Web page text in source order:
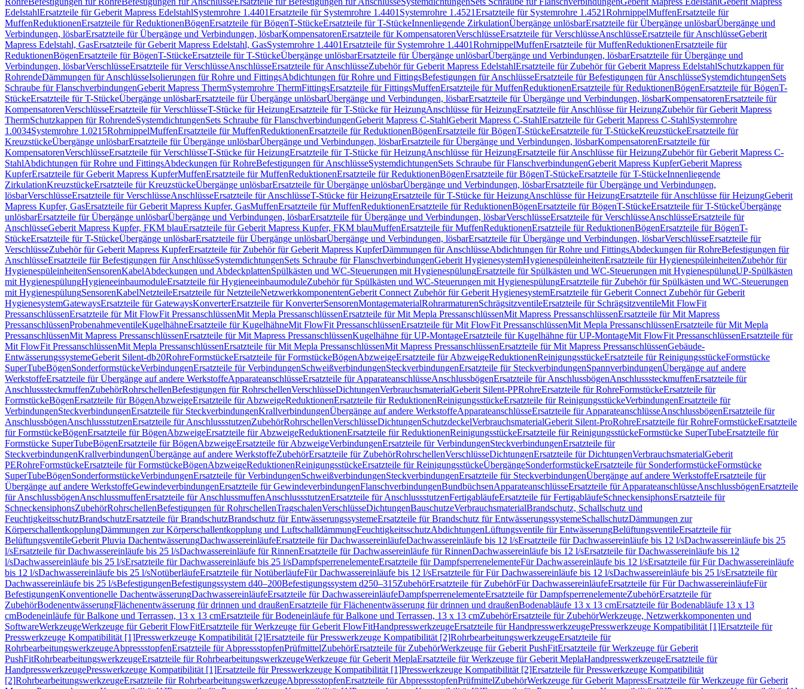
EdelstahlErsatzteile für Geberit Mapress EdelstahlSystemrohre 1.4401Ersatzteile für Systemrohre 1.4401 Systemrohre 1.4521Ersatzteile für Systemrohre 1.4521RohrnippelMuffenErsatzteile für
MuffenReduktionenErsatzteile für ReduktionenBögenErsatzteile für BögenT-StückeErsatzteile für T-StückeInnenliegende ZirkulationÜbergänge unlösbarErsatzteile für Übergänge unlösbarÜbergänge und
Verbindungen, lösbarErsatzteile für Übergänge und Verbindungen, lösbarKompensatorenErsatzteile für KompensatorenVerschlüsseErsatzteile für VerschlüsseAnschlüsseErsatzteile für AnschlüsseGeberit
Mapress Edelstahl, GasErsatzteile für Geberit Mapress Edelstahl, GasSystemrohre 1.4401Ersatzteile für Systemrohre 1.4401RohrnippelMuffenErsatzteile für MuffenReduktionenErsatzteile für
ReduktionenBögenErsatzteile für BögenT-StückeErsatzteile für T-StückeÜbergänge unlösbarErsatzteile für Übergänge unlösbarÜbergänge und Verbindungen, lösbarErsatzteile für Übergänge und
Verbindungen, lösbarVerschlüsseErsatzteile für VerschlüsseAnschlüsseErsatzteile für AnschlüsseZubehör für Geberit Mapress EdelstahlErsatzteile für Zubehör für Geberit Mapress EdelstahlSchutzkappen für
RohrendeDämmungen für AnschlüsseIsolierungen für Rohre und FittingsAbdichtungen für Rohre und FittingsBefestigungen für AnschlüsseErsatzteile für Befestigungen für AnschlüsseSystemdichtungenSets
Schraube für FlanschverbindungenGeberit Mapress ThermSystemrohre ThermFittingsErsatzteile für FittingsMuffenErsatzteile für MuffenReduktionenErsatzteile für ReduktionenBögenErsatzteile für BögenT-
StückeErsatzteile für T-StückeÜbergänge unlösbarErsatzteile für Übergänge unlösbarÜbergänge und Verbindungen, lösbarErsatzteile für Übergänge und Verbindungen, lösbarKompensatorenErsatzteile für
KompensatorenVerschlüsseErsatzteile für VerschlüsseT-Stücke für HeizungErsatzteile für T-Stücke für HeizungAnschlüsse für HeizungErsatzteile für Anschlüsse für HeizungZubehör für Geberit Mapress
ThermSchutzkappen für RohrendeSystemdichtungenSets Schraube für FlanschverbindungenGeberit Mapress C-StahlGeberit Mapress C-StahlErsatzteile für Geberit Mapress C-StahlSystemrohre
1.0034Systemrohre 1.0215RohrnippelMuffenErsatzteile für MuffenReduktionenErsatzteile für ReduktionenBögenErsatzteile für BögenT-StückeErsatzteile für T-StückeKreuzstückeErsatzteile für
KreuzstückeÜbergänge unlösbarErsatzteile für Übergänge unlösbarÜbergänge und Verbindungen, lösbarErsatzteile für Übergänge und Verbindungen, lösbarKompensatorenErsatzteile für
KompensatorenVerschlüsseErsatzteile für VerschlüsseT-Stücke für HeizungErsatzteile für T-Stücke für HeizungAnschlüsse für HeizungErsatzteile für Anschlüsse für HeizungZubehör für Geberit Mapress C-
StahlAbdichtungen für Rohre und FittingsAbdeckungen für RohreBefestigungen für AnschlüsseSystemdichtungenSets Schraube für FlanschverbindungenGeberit Mapress KupferGeberit Mapress
KupferErsatzteile für Geberit Mapress KupferMuffenErsatzteile für MuffenReduktionenErsatzteile für ReduktionenBögenErsatzteile für BögenT-StückeErsatzteile für T-StückeInnenliegende
ZirkulationKreuzstückeErsatzteile für KreuzstückeÜbergänge unlösbarErsatzteile für Übergänge unlösbarÜbergänge und Verbindungen, lösbarErsatzteile für Übergänge und Verbindungen,
lösbarVerschlüsseErsatzteile für VerschlüsseAnschlüsseErsatzteile für AnschlüsseT-Stücke für HeizungErsatzteile für T-Stücke für HeizungAnschlüsse für HeizungErsatzteile für Anschlüsse für HeizungGeberit
Mapress Kupfer, GasErsatzteile für Geberit Mapress Kupfer, GasMuffenErsatzteile für MuffenReduktionenErsatzteile für ReduktionenBögenErsatzteile für BögenT-StückeErsatzteile für T-StückeÜbergänge
unlösbarErsatzteile für Übergänge unlösbarÜbergänge und Verbindungen, lösbarErsatzteile für Übergänge und Verbindungen, lösbarVerschlüsseErsatzteile für VerschlüsseAnschlüsseErsatzteile für
AnschlüsseGeberit Mapress Kupfer, FKM blauErsatzteile für Geberit Mapress Kupfer, FKM blauMuffenErsatzteile für MuffenReduktionenErsatzteile für ReduktionenBögenErsatzteile für BögenT-
StückeErsatzteile für T-StückeÜbergänge unlösbarErsatzteile für Übergänge unlösbarÜbergänge und Verbindungen, lösbarErsatzteile für Übergänge und Verbindungen, lösbarVerschlüsseErsatzteile für
VerschlüsseZubehör für Geberit Mapress KupferErsatzteile für Zubehör für Geberit Mapress KupferDämmungen für AnschlüsseAbdichtungen für Rohre und FittingsAbdeckungen für RohreBefestigungen für
AnschlüsseErsatzteile für Befestigungen für AnschlüsseSystemdichtungenSets Schraube für FlanschverbindungenGeberit HygienesystemHygienespüleinheitenErsatzteile für HygienespüleinheitenZubehör für
HygienespüleinheitenSensorenKabelAbdeckungen und AbdeckplattenSpülkästen und WC-Steuerungen mit HygienespülungErsatzteile für Spülkästen und WC-Steuerungen mit HygienespülungUP-Spülkästen
mit HygienespülungHygieneeinbaumoduleErsatzteile für HygieneeinbaumoduleZubehör für Spülkästen und WC-Steuerungen mit HygienespülungErsatzteile für Zubehör für Spülkästen und WC-Steuerungen
mit HygienespülungSensorenKabelNetzteileErsatzteile für NetzteileNetzwerkkomponentenGeberit Connect Zubehör für Geberit HygienesystemErsatzteile für Geberit Connect Zubehör für Geberit
HygienesystemGatewaysErsatzteile für GatewaysKonverterErsatzteile für KonverterSensorenMontagematerialRohrarmaturenSchrägsitzventileErsatzteile für SchrägsitzventileMit FlowFit
PressanschlüssenErsatzteile für Mit FlowFit PressanschlüssenMit Mepla PressanschlüssenErsatzteile für Mit Mepla PressanschlüssenMit Mapress PressanschlüssenErsatzteile für Mit Mapress
PressanschlüssenProbenahmeventileKugelhähneErsatzteile für KugelhähneMit FlowFit PressanschlüssenErsatzteile für Mit FlowFit PressanschlüssenMit Mepla PressanschlüssenErsatzteile für Mit Mepla
PressanschlüssenMit Mapress PressanschlüssenErsatzteile für Mit Mapress PressanschlüssenKugelhähne für UP-MontageErsatzteile für Kugelhähne für UP-MontageMit FlowFit PressanschlüssenErsatzteile für
Mit FlowFit PressanschlüssenMit Mepla PressanschlüssenErsatzteile für Mit Mepla PressanschlüssenMit Mapress PressanschlüssenErsatzteile für Mit Mapress PressanschlüssenGebäude-
EntwässerungssystemeGeberit Silent-db20RohreFormstückeErsatzteile für FormstückeBögenAbzweigeErsatzteile für AbzweigeReduktionenReinigungsstückeErsatzteile für ReinigungsstückeFormstücke
SuperTubeBögenSonderformstückeVerbindungenErsatzteile für VerbindungenSchweißverbindungenSteckverbindungenErsatzteile für SteckverbindungenSpannverbindungenÜbergänge auf andere
WerkstoffeErsatzteile für Übergänge auf andere WerkstoffeApparateanschlüsseErsatzteile für ApparateanschlüsseAnschlussbögenErsatzteile für AnschlussbögenAnschlusssteckmuffenErsatzteile für
AnschlusssteckmuffenZubehörRohrschellenBefestigungen für RohrschellenVerschlüsseDichtungenVerbrauchsmaterialGeberit Silent-PPRohreErsatzteile für RohreFormstückeErsatzteile für
FormstückeBögenErsatzteile für BögenAbzweigeErsatzteile für AbzweigeReduktionenErsatzteile für ReduktionenReinigungsstückeErsatzteile für ReinigungsstückeVerbindungenErsatzteile für
VerbindungenSteckverbindungenErsatzteile für SteckverbindungenKrallverbindungenÜbergänge auf andere WerkstoffeApparateanschlüsseErsatzteile für ApparateanschlüsseAnschlussbögenErsatzteile für
AnschlussbögenAnschlussstutzenErsatzteile für AnschlussstutzenZubehörRohrschellenVerschlüsseDichtungenSchutzdeckelVerbrauchsmaterialGeberit Silent-ProRohreErsatzteile für RohreFormstückeErsatzteile
für FormstückeBögenErsatzteile für BögenAbzweigeErsatzteile für AbzweigeReduktionenErsatzteile für ReduktionenReinigungsstückeErsatzteile für ReinigungsstückeFormstücke SuperTubeErsatzteile für
Formstücke SuperTubeBögenErsatzteile für BögenAbzweigeErsatzteile für AbzweigeVerbindungenErsatzteile für VerbindungenSteckverbindungenErsatzteile für
SteckverbindungenKrallverbindungenÜbergänge auf andere WerkstoffeZubehörErsatzteile für ZubehörRohrschellenVerschlüsseDichtungenErsatzteile für DichtungenVerbrauchsmaterialGeberit
PERohreFormstückeErsatzteile für FormstückeBögenAbzweigeReduktionenReinigungsstückeErsatzteile für ReinigungsstückeÜbergängeSonderformstückeErsatzteile für SonderformstückeFormstücke
SuperTubeBögenSonderformstückeVerbindungenErsatzteile für VerbindungenSchweißverbindungenSteckverbindungenErsatzteile für SteckverbindungenÜbergänge auf andere WerkstoffeErsatzteile für
Übergänge auf andere WerkstoffeGewindeverbindungenErsatzteile für GewindeverbindungenFlanschverbindungenBundbüchsenApparateanschlüsseErsatzteile für ApparateanschlüsseAnschlussbögenErsatzteile
für AnschlussbögenAnschlussmuffenErsatzteile für AnschlussmuffenAnschlussstutzenErsatzteile für AnschlussstutzenFertigabläufeErsatzteile für FertigabläufeSchneckensiphonsErsatzteile für
SchneckensiphonsZubehörRohrschellenBefestigungen für RohrschellenTragschalenVerschlüsseDichtungenBauschutzeVerbrauchsmaterialBrandschutz, Schallschutz und
FeuchtigkeitsschutzBrandschutzErsatzteile für BrandschutzBrandschutz für EntwässerungssystemeErsatzteile für Brandschutz für EntwässerungssystemeSchallschutzDämmungen zur
KörperschallentkopplungDämmungen zur Körperschallentkopplung und LuftschalldämmungFeuchtigkeitsschutzAbdichtungenLüftungsventile für EntwässerungBelüftungsventileErsatzteile für
BelüftungsventileGeberit Pluvia DachentwässerungDachwassereinläufeErsatzteile für DachwassereinläufeDachwassereinläufe bis 12 l/sErsatzteile für Dachwassereinläufe bis 12 l/sDachwassereinläufe bis 25
l/sErsatzteile für Dachwassereinläufe bis 25 l/sDachwassereinläufe für RinnenErsatzteile für Dachwassereinläufe für RinnenDachwassereinläufe bis 12 l/sErsatzteile für Dachwassereinläufe bis 12
l/sDachwassereinläufe bis 25 l/sErsatzteile für Dachwassereinläufe bis 25 l/sDampfsperrenelementeErsatzteile für DampfsperrenelementeFür Dachwassereinläufe bis 12 l/sErsatzteile für Für Dachwassereinläufe
bis 12 l/sDachwassereinläufe bis 25 l/sNotüberläufeErsatzteile für NotüberläufeFür Dachwassereinläufe bis 12 l/sErsatzteile für Für Dachwassereinläufe bis 12 l/sDachwassereinläufe bis 25 l/sErsatzteile für
Dachwassereinläufe bis 25 l/sBefestigungenBefestigungssystem d40–200Befestigungssystem d250–315ZubehörErsatzteile für ZubehörFür DachwassereinläufeErsatzteile für Für DachwassereinläufeFür
BefestigungenKonventionelle DachentwässerungDachwassereinläufeErsatzteile für DachwassereinläufeDampfsperrenelementeErsatzteile für DampfsperrenelementeZubehörErsatzteile für
ZubehörBodenentwässerungFlächenentwässerung für drinnen und draußenErsatzteile für Flächenentwässerung für drinnen und draußenBodenabläufe 13 x 13 cmErsatzteile für Bodenabläufe 13 x 13
cmBodeneinläufe für Balkone und Terrassen, 13 x 13 cmErsatzteile für Bodeneinläufe für Balkone und Terrassen, 13 x 13 cmZubehörErsatzteile für ZubehörWerkzeuge, Netzwerkkomponenten und
SoftwareWerkzeugeWerkzeuge für Geberit FlowFitErsatzteile für Werkzeuge für Geberit FlowFitHandpresswerkzeugeErsatzteile für HandpresswerkzeugePresswerkzeuge Kompatibilität [1]Ersatzteile für
Presswerkzeuge Kompatibilität [1]Presswerkzeuge Kompatibilität [2]Ersatzteile für Presswerkzeuge Kompatibilität [2]RohrbearbeitungswerkzeugeErsatzteile für
RohrbearbeitungswerkzeugeAbpressstopfenErsatzteile für AbpressstopfenPrüfmittelZubehörErsatzteile für ZubehörWerkzeuge für Geberit PushFitErsatzteile für Werkzeuge für Geberit
PushFitRohrbearbeitungswerkzeugeErsatzteile für RohrbearbeitungswerkzeugeWerkzeuge für Geberit MeplaErsatzteile für Werkzeuge für Geberit MeplaHandpresswerkzeugeErsatzteile für
HandpresswerkzeugePresswerkzeuge Kompatibilität [1]Ersatzteile für Presswerkzeuge Kompatibilität [1]Presswerkzeuge Kompatibilität [2]Ersatzteile für Presswerkzeuge Kompatibilität
[2]RohrbearbeitungswerkzeugeErsatzteile für RohrbearbeitungswerkzeugeAbpressstopfenErsatzteile für AbpressstopfenPrüfmittelZubehörWerkzeuge für Geberit MapressErsatzteile für Werkzeuge für Geberit